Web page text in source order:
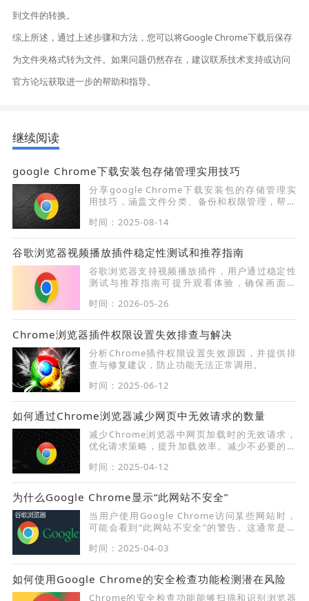
到文件的转换。
综上所述，通过上述步骤和方法，您可以将Google Chrome下载后保存
为文件夹格式转为文件。如果问题仍然存在，建议联系技术支持或访问
官方论坛获取进一步的帮助和指导。
继续阅读
google Chrome下载安装包存储管理实用技巧
分享google Chrome下载安装包的存储管理实
用技巧，涵盖文件分类、备份和权限管理，帮助
时间：2025-08-14
谷歌浏览器视频播放插件稳定性测试和推荐指南
谷歌浏览器支持视频播放插件，用户通过稳定性
测试与推荐指南可提升观看体验，确保画面流
时间：2026-05-26
Chrome浏览器插件权限设置失效排查与解决
分析Chrome插件权限设置失效原因，并提供排
查与修复建议，防止功能无法正常调用。
时间：2025-06-12
如何通过Chrome浏览器减少网页中无效请求的数量
减少Chrome浏览器中网页加载时的无效请求，
优化请求策略，提升加载效率。减少不必要的请
时间：2025-04-12
为什么Google Chrome显示“此网站不安全”
当用户使用Google Chrome访问某些网站时，
可能会看到“此网站不安全”的警告。这通常是由
存在漏洞导致的。本文将详细解析这一警告的成
因，并提供具体解决方案，帮助用户和站长提高
网站的安全性。
时间：2025-04-03
如何使用Google Chrome的安全检查功能检测潜在风险
Chrome的安全检查功能能够扫描和识别浏览器